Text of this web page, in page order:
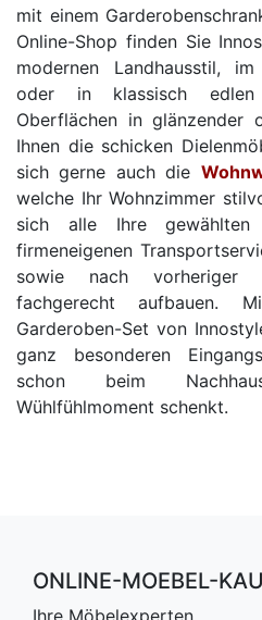
mit einem
Online-Shop finden Sie
modernen Landhausstil,
oder in klassisch
Oberflächen in glänzender
Ihnen die schicken
sich gerne auch die
welche Ihr Wohnzimmer
sich alle Ihre gewählten
firmeneigenen
sowie nach vorheriger
fachgerecht aufbauen.
Garderoben-Set von
ganz besonderen
schon beim
Wühlfühlmoment schenkt.
ONLINE-MOEBEL-